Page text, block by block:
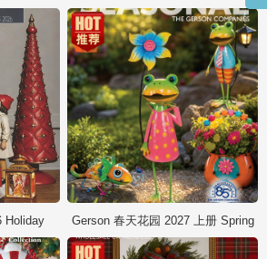
Holiday Gerson 春天花园 2027 上册 Spring